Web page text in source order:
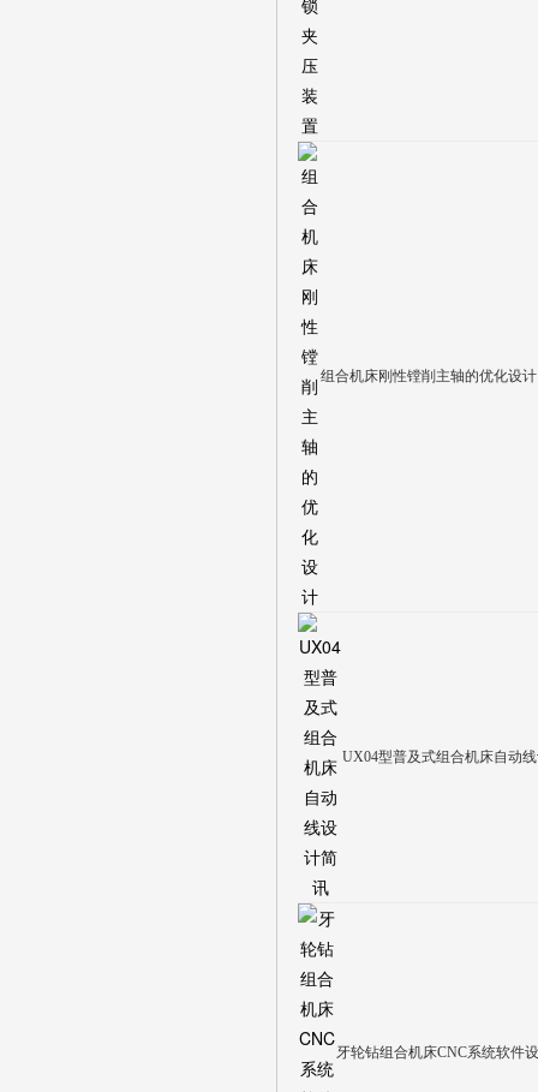
组合机床刚性镗削主轴的优化设计
UX04型普及式组合机床自动
牙轮钻组合机床CNC系统软件